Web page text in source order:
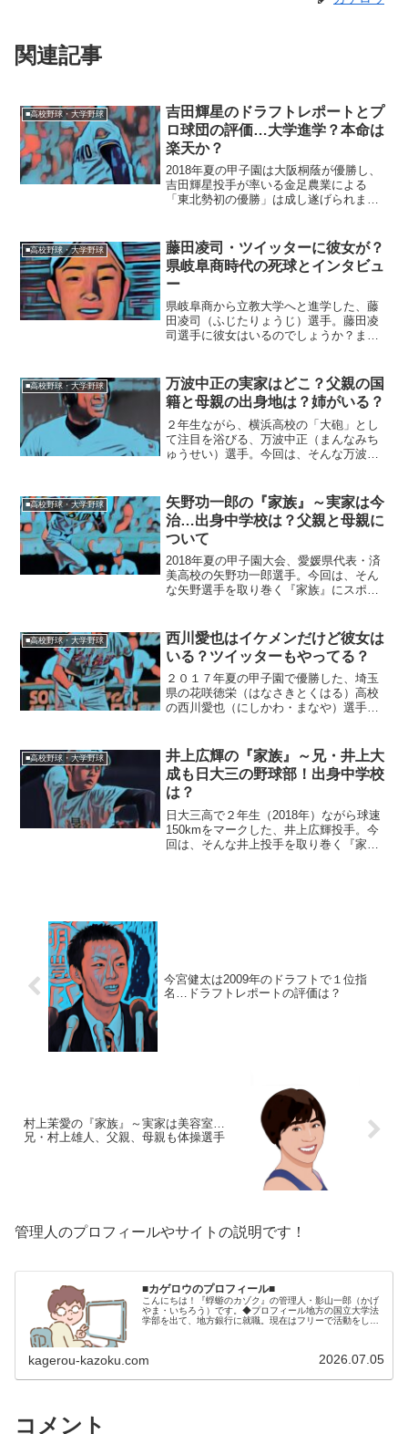
関連記事
■高校野球・大学野球
吉田輝星のドラフトレポートとプ
ロ球団の評価…大学進学？本命は
楽天か？
2018年夏の甲子園は大阪桐蔭が優勝し、
吉田輝星投手が率いる金足農業による
「東北勢初の優勝」は成し遂げられませ
フトの行方を占ってみたいと思います。
◆吉田輝星のドラフトレ...
■高校野球・大学野球
藤田凌司・ツイッターに彼女が？
県岐阜商時代の死球とインタビュ
ー
県岐阜商から立教大学へと進学した、藤
田凌司（ふじたりょうじ）選手。藤田凌
司選手に彼女はいるのでしょうか？ま
と思います。■ツイッターに彼女が？藤田
凌司選手の彼女についてで...
■高校野球・大学野球
万波中正の実家はどこ？父親の国
籍と母親の出身地は？姉がいる？
２年生ながら、横浜高校の「大砲」とし
て注目を浴びる、万波中正（まんなみち
ゅうせい）選手。今回は、そんな万波選
からにハーフであることが分かります。
まさか、実家は外国にある...
■高校野球・大学野球
矢野功一郎の『家族』～実家は今
治…出身中学校は？父親と母親に
ついて
2018年夏の甲子園大会、愛媛県代表・済
美高校の矢野功一郎選手。今回は、そん
な矢野選手を取り巻く『家族』にスポッ
いちろう）生年月日：2000年7月1日生ま
れ（18歳）※...
■高校野球・大学野球
西川愛也はイケメンだけど彼女は
いる？ツイッターもやってる？
２０１７年夏の甲子園で優勝した、埼玉
県の花咲徳栄（はなさきとくはる）高校
の西川愛也（にしかわ・まなや）選手。
はイケメン？西川愛也選手は、高校球界
でもトップレベルのイケメ...
■高校野球・大学野球
井上広輝の『家族』～兄・井上大
成も日大三の野球部！出身中学校
は？
日大三高で２年生（2018年）ながら球速
150kmをマークした、井上広輝投手。今
回は、そんな井上投手を取り巻く『家
今宮健太は2009年のドラフトで１位指
名…ドラフトレポートの評価は？
村上茉愛の『家族』～実家は美容室…
兄・村上雄人、父親、母親も体操選手
管理人のプロフィールやサイトの説明です！
■カゲロウのプロフィール■
こんにちは！『蜉蝣のカゾク』の管理人・影山一郎（かげ
やま・いちろう）です。◆プロフィール地方の国立大学法
学部を出て、地方銀行に就職。現在はフリーで活動をして
kagerou-kazoku.com 2026.07.05
コメント